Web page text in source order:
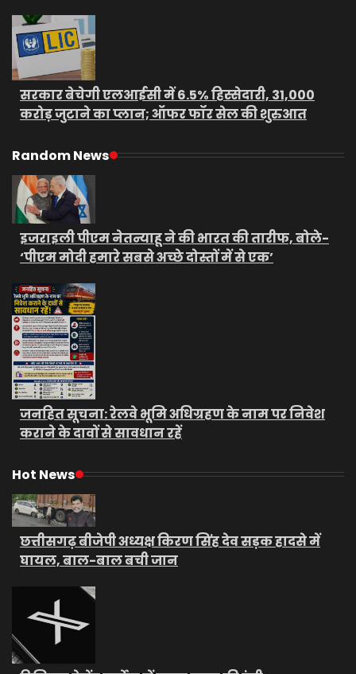
सरकार बेचेगी एलआईसी में 6.5% हिस्सेदारी, 31,000
करोड़ जुटाने का प्लान; ऑफर फॉर सेल की शुरुआत
Random News
इजराइली पीएम नेतन्याहू ने की भारत की तारीफ, बोले-
‘पीएम मोदी हमारे सबसे अच्छे दोस्तों में से एक’
जनहित सूचना: रेलवे भूमि अधिग्रहण के नाम पर निवेश
कराने के दावों से सावधान रहें
Hot News
छत्तीसगढ़ बीजेपी अध्यक्ष किरण सिंह देव सड़क हादसे में
घायल, बाल-बाल बची जान